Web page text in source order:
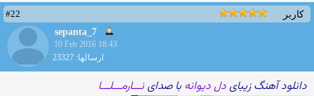
کاربر
#22
sepanta_7
10 Feb 2016 18:43
ارسالها: 23327
دانلود آهنگ زیبایدل دیوانه با صداینـــارمـــلـــا